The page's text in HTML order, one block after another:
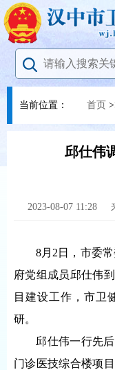
当前位置： 首页
邱仕伟
2023-08-07 11:28
8月2日，市委常
府党组成员邱仕伟
目建设工作，市卫
研。
邱仕伟一行先后
门诊医技综合楼项